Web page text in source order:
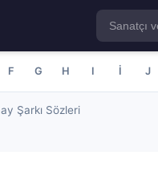
F G H I İ J
Şarkı Sözleri